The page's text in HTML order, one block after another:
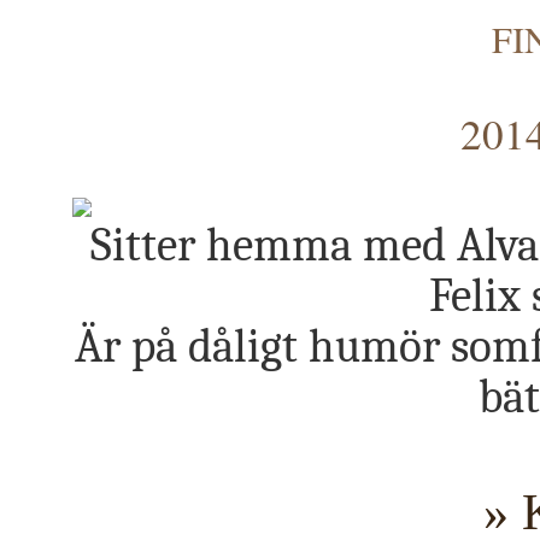
Sitter hemma med
Felix
Är på dåligt humör
»